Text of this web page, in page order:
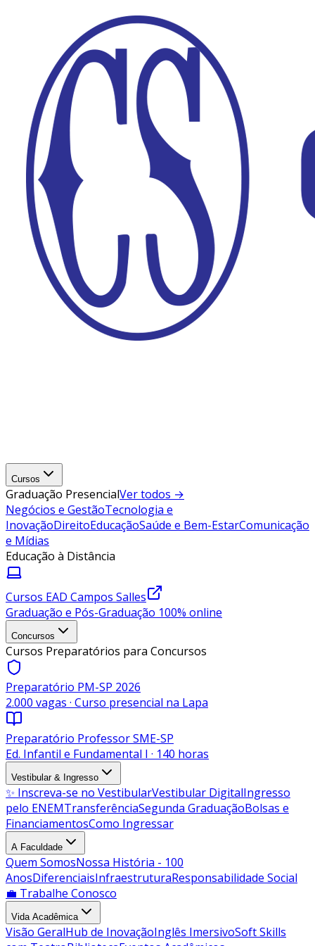
Cursos
Graduação PresencialVer todos →
Negócios e GestãoTecnologia e
InovaçãoDireitoEducaçãoSaúde e Bem-EstarComunicação
e Mídias
Educação à Distância
Cursos EAD Campos Salles
Graduação e Pós-Graduação 100% online
Concursos
Cursos Preparatórios para Concursos
Preparatório PM-SP 2026
2.000 vagas · Curso presencial na Lapa
Preparatório Professor SME-SP
Ed. Infantil e Fundamental I · 140 horas
Vestibular & Ingresso
✨ Inscreva-se no VestibularVestibular DigitalIngresso
pelo ENEMTransferênciaSegunda GraduaçãoBolsas e
FinanciamentosComo Ingressar
A Faculdade
Quem SomosNossa História - 100
AnosDiferenciaisInfraestruturaResponsabilidade Social
💼 Trabalhe Conosco
Vida Acadêmica
Visão GeralHub de InovaçãoInglês ImersivoSoft Skills